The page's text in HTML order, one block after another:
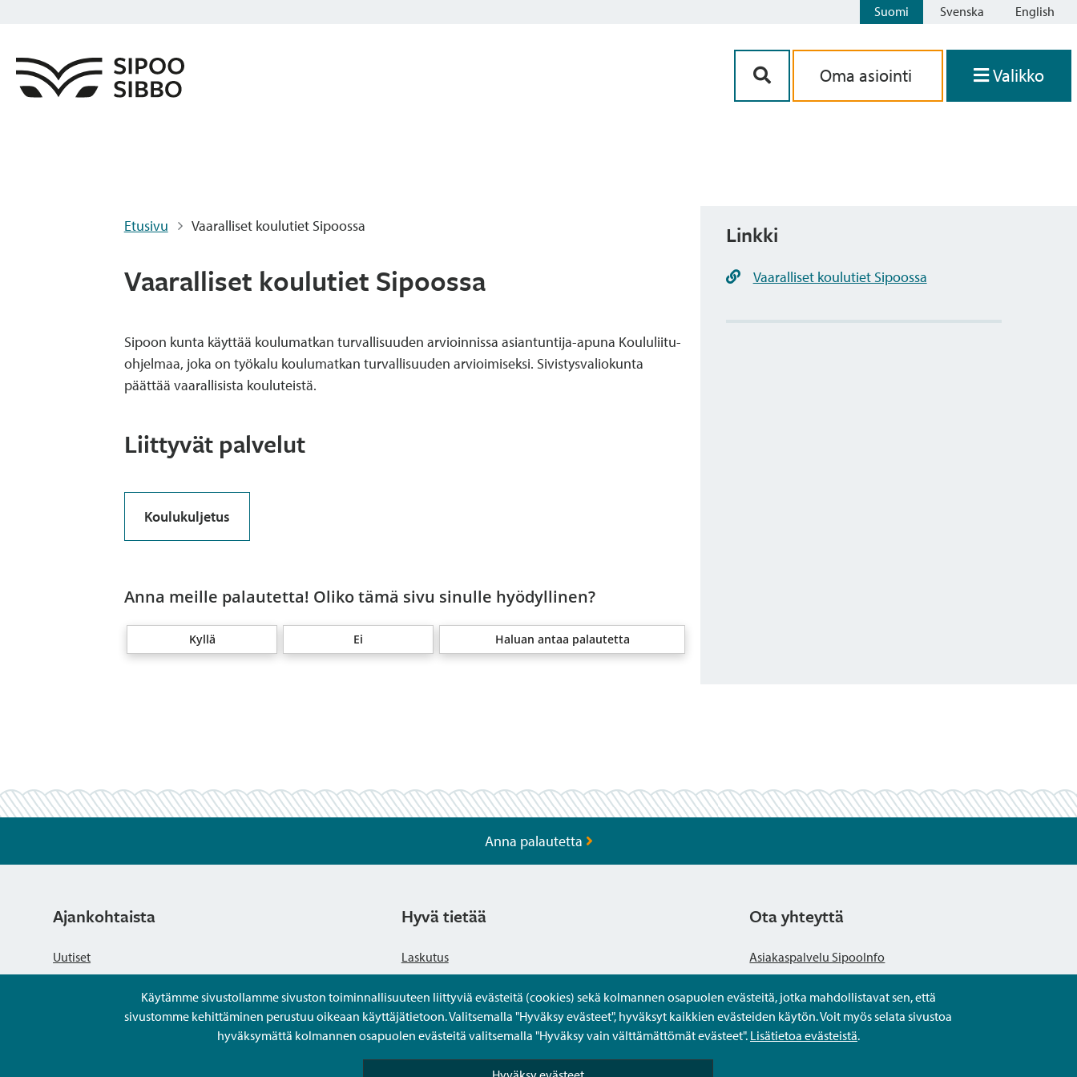
Suomi Svenska English
Oma asiointi Valikko
Etusivu Vaaralliset koulutiet Sipoossa
Vaaralliset koulutiet Sipoossa
Sipoon kunta käyttää koulumatkan turvallisuuden arvioinnissa asiantuntija-apuna Koululiitu-
ohjelmaa, joka on työkalu koulumatkan turvallisuuden arvioimiseksi. Sivistysvaliokunta
päättää vaarallisista kouluteistä.
Liittyvät palvelut
Koulukuljetus
Anna meille palautetta! Oliko tämä sivu sinulle hyödyllinen?
Kyllä Ei Haluan antaa palautetta
Linkki
Vaaralliset koulutiet Sipoossa
Käytämme sivustollamme sivuston toiminnallisuuteen liittyviä evästeitä (cookies) sekä kolmannen osapuolen evästeitä, jotka mahdollistavat sen, että
sivustomme kehittäminen perustuu oikeaan käyttäjätietoon. Valitsemalla "Hyväksy evästeet", hyväksyt kaikkien evästeiden käytön. Voit myös selata sivustoa
hyväksymättä kolmannen osapuolen evästeitä valitsemalla "Hyväksy vain välttämättömät evästeet". Lisätietoa evästeistä.
Anna palautetta
Ajankohtaista
Uutiset
Hyvä tietää
Laskutus
Tietosuojaseloste
Saavutettavuusseloste
Ota yhteyttä
Asiakaspalvelu SipooInfo
Anna palautetta nimettömästi
Kysy tai asioi